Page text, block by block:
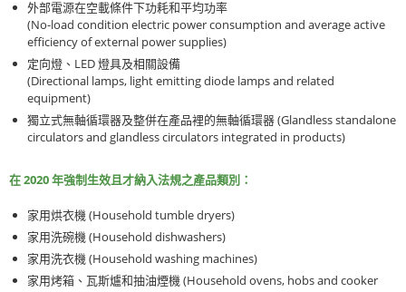
外部電源在空載條件下功耗和平均功率
(No-load condition electric power consumption and average active
efficiency of external power supplies)
定向燈、 LED 燈具及相關設備
(Directional lamps, light emitting diode lamps and related
equipment)
獨立式無軸循環器及整併在產品裡的無軸循環器 (Glandless standalone
circulators and glandless circulators integrated in products)
在 2020 年強制生效且才納入法規之產品類別：
家用烘衣機 (Household tumble dryers)
家用洗碗機 (Household dishwashers)
家用洗衣機 (Household washing machines)
家用烤箱、瓦斯爐和抽油煙機 (Household ovens, hobs and cooker